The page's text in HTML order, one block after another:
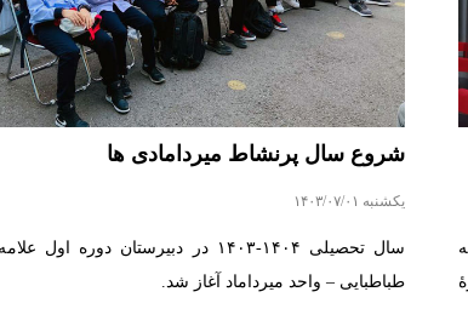
شروع سال پرنشاط میردامادی ها
یکشنبه ۱۴۰۳/۰۷/۰۱
سال تحصیلی ۱۴۰۴-۱۴۰۳ در دبیرستان دوره اول علامه
طباطبایی – واحد میرداماد آغاز شد.